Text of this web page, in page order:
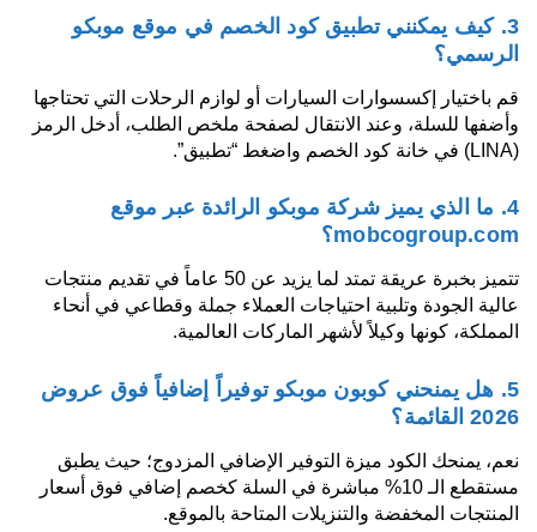
3. كيف يمكنني تطبيق كود الخصم في موقع موبكو
الرسمي؟
قم باختيار إكسسوارات السيارات أو لوازم الرحلات التي تحتاجها
وأضفها للسلة، وعند الانتقال لصفحة ملخص الطلب، أدخل الرمز
(LINA) في خانة كود الخصم واضغط “تطبيق”.
4. ما الذي يميز شركة موبكو الرائدة عبر موقع
mobcogroup.com؟
تتميز بخبرة عريقة تمتد لما يزيد عن 50 عاماً في تقديم منتجات
عالية الجودة وتلبية احتياجات العملاء جملة وقطاعي في أنحاء
المملكة، كونها وكيلاً لأشهر الماركات العالمية.
5. هل يمنحني كوبون موبكو توفيراً إضافياً فوق عروض
2026 القائمة؟
نعم، يمنحك الكود ميزة التوفير الإضافي المزدوج؛ حيث يطبق
مستقطع الـ 10% مباشرة في السلة كخصم إضافي فوق أسعار
المنتجات المخفضة والتنزيلات المتاحة بالموقع.